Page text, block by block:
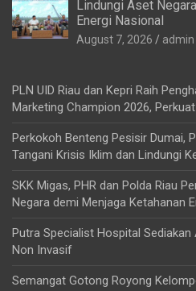
Lindungi Aset
Energi Nasional
August 7, 2026 admin
PLN UID Riau dan Kepri Raih
Marketing Champion 2026,
Perkokoh Benteng Pesisir Dumai,
Tangani Krisis Iklim dan Lindungi
SKK Migas, PHR dan Polda Riau
Negara demi Menjaga Ketahanan
Putra Specialist Hospital
Non Invasif
Semangat Gotong Royong